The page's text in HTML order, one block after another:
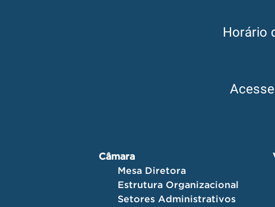
Horário
Acesse
Câmara
Mesa Diretora
Estrutura Organizacional
Setores Administrativos